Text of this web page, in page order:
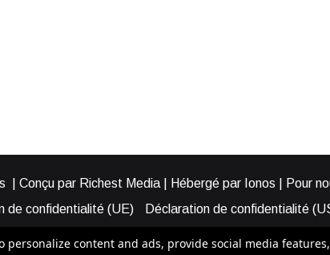
Conçu par Richest Media | Hébergé par Ionos | Pour
de confidentialité (UE) Déclaration de confidentialité
content and ads, provide social media